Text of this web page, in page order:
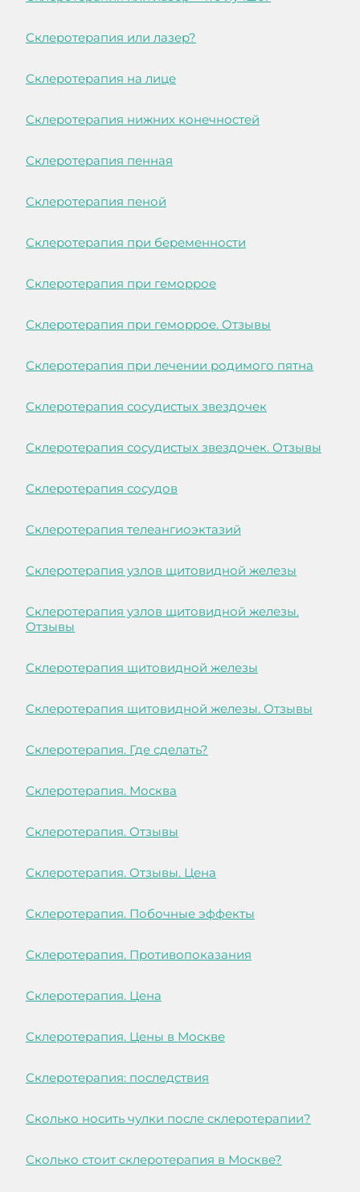
Склеротерапия или лазер?
Склеротерапия на лице
Склеротерапия нижних конечностей
Склеротерапия пенная
Склеротерапия пеной
Склеротерапия при беременности
Склеротерапия при геморрое
Склеротерапия при геморрое. Отзывы
Склеротерапия при лечении родимого пятна
Склеротерапия сосудистых звездочек
Склеротерапия сосудистых звездочек. Отзывы
Склеротерапия сосудов
Склеротерапия телеангиоэктазий
Склеротерапия узлов щитовидной железы
Склеротерапия узлов щитовидной железы.
Отзывы
Склеротерапия щитовидной железы
Склеротерапия щитовидной железы. Отзывы
Склеротерапия. Где сделать?
Склеротерапия. Москва
Склеротерапия. Отзывы
Склеротерапия. Отзывы. Цена
Склеротерапия. Побочные эффекты
Склеротерапия. Противопоказания
Склеротерапия. Цена
Склеротерапия. Цены в Москве
Склеротерапия: последствия
Сколько носить чулки после склеротерапии?
Сколько стоит склеротерапия в Москве?